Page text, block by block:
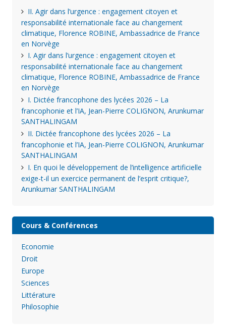
II. Agir dans l’urgence : engagement citoyen et
responsabilité internationale face au changement
climatique, Florence ROBINE, Ambassadrice de France
en Norvège
I. Agir dans l’urgence : engagement citoyen et
responsabilité internationale face au changement
climatique, Florence ROBINE, Ambassadrice de France
en Norvège
I. Dictée francophone des lycées 2026 – La
francophonie et l’IA, Jean-Pierre COLIGNON, Arunkumar
SANTHALINGAM
II. Dictée francophone des lycées 2026 – La
francophonie et l’IA, Jean-Pierre COLIGNON, Arunkumar
SANTHALINGAM
I. En quoi le développement de l’intelligence artificielle
exige-t-il un exercice permanent de l’esprit critique?,
Arunkumar SANTHALINGAM
Cours & Conférences
Economie
Droit
Europe
Sciences
Littérature
Philosophie